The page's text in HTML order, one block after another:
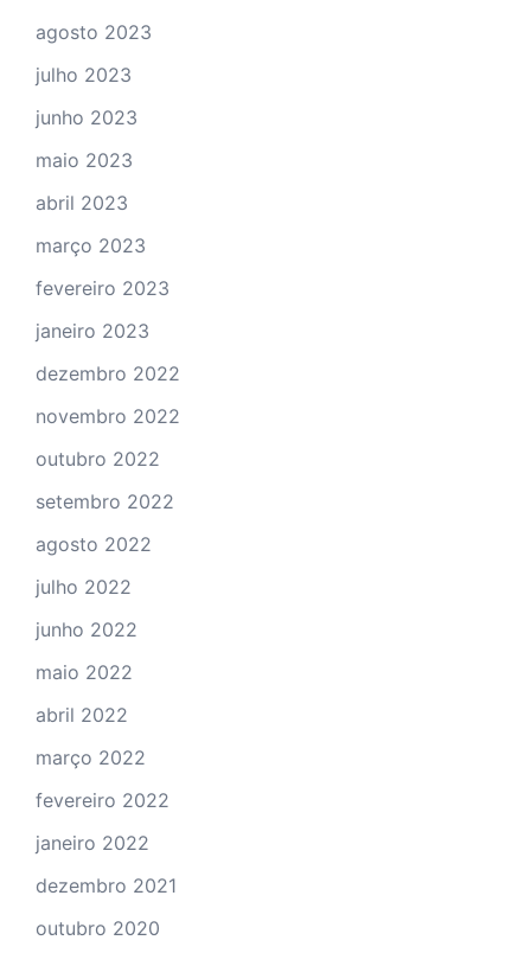
agosto 2023
julho 2023
junho 2023
maio 2023
abril 2023
março 2023
fevereiro 2023
janeiro 2023
dezembro 2022
novembro 2022
outubro 2022
setembro 2022
agosto 2022
julho 2022
junho 2022
maio 2022
abril 2022
março 2022
fevereiro 2022
janeiro 2022
dezembro 2021
outubro 2020